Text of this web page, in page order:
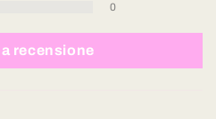
0
recensione